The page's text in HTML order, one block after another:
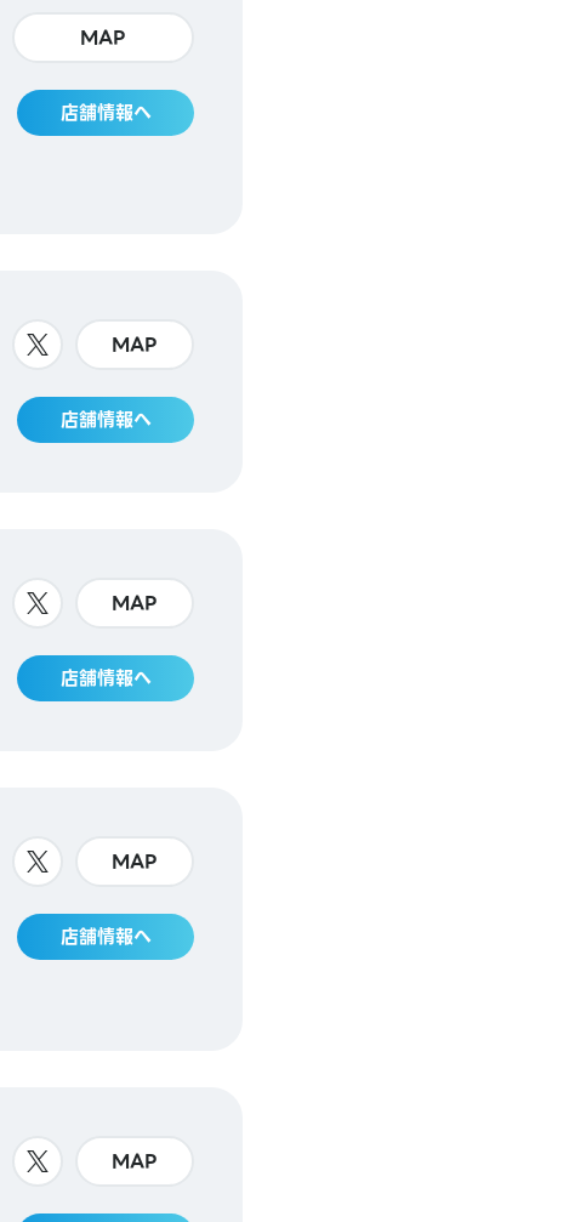
MAP
店舗情報へ
MAP
店舗情報へ
MAP
店舗情報へ
MAP
店舗情報へ
MAP